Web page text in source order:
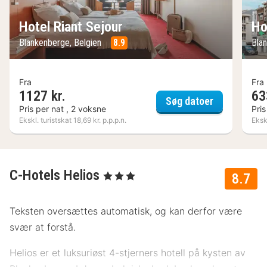
Hotel Riant Sejour
Blankenberge, Belgien 8.9
Fra
1127 kr.
Pris per nat , 2 voksne
Ekskl. turistskat 18,69 kr. p.p.p.n.
Søg datoerHotel Riant
Fra
8.7
C-Hotels Helios , 3 Stjerner
Teksten oversættes automatisk, og kan derfor være
svær at forstå.
Helios er et luksuriøst 4-stjerners hotell på kysten av